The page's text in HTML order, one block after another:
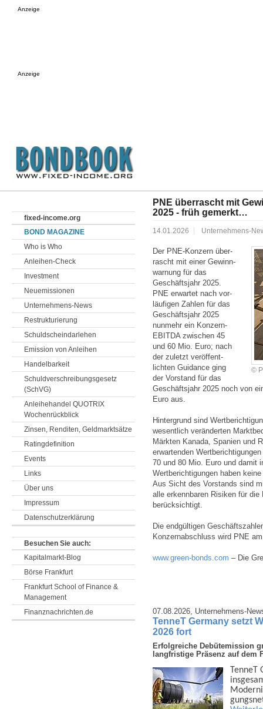
Anzeige
Anzeige
PNE überrascht mit
2025 - früh gemerkt…
14.01.2026 Unternehmens-
©
Der PNE-Konzern über­
rascht mit einer Gewinn­
warnung für das
Geschäfts­jahr 2025.
PNE erwartet nach vor­
läufigen Zahlen für das
Geschäfts­jahr 2025
nunmehr ein Konzern-
EBITDA zwischen 45
und 60 Mio. Euro; nach
der zuletzt veröffent­
lichten Guidance ging
der Vorstand für das
Geschäfts­jahr 2025 noch von
Euro aus.
Hintergrund sind
wesentlich veränderten
Märkten Kanada, Spanien und
erwartenden
70 und 80 Mio. Euro und damit
Wertberichtigungen haben
Aus Sicht des Vorstands sind
alle erkennbaren Risiken für
berücksichtigt.
Die endgültigen
Konzernabschluss wird PNE
www.green-bonds.com – Die
07.08.2026, Unternehmens-
TenneT Germany setzt
2026 fort
Erfolgreiche Debütemission
langfristige Präsenz auf dem
fixed-income.org
BOND MAGAZINE
Who is Who
Anleihen-Check
Investment
Neuemissionen
Unternehmens-News
Restrukturierung
Schuldscheindarlehen
Emission von Anleihen
Handelbarkeit
Schuldverschreibungsgesetz
(SchVG)
Anleihehandel QUOTRIX
Wochenrückblick
Zinsen, Renditen, Geldmarktsätze
Ratingdefinition
Events
Links
Über uns
Impressum
Datenschutzerklärung
Besuchen Sie auch:
Kapitalmarkt-Blog
Börse Frankfurt
Frankfurt School of Finance &
Management
Finanznachrichten.de